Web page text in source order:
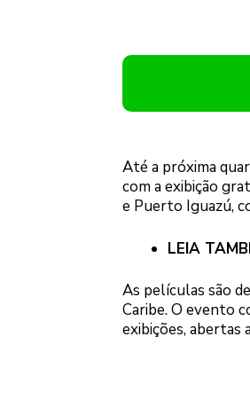
Até a próxima
com a exibição
e Puerto Iguazú,
LEIA
As películas são
Caribe. O evento
exibições, abertas